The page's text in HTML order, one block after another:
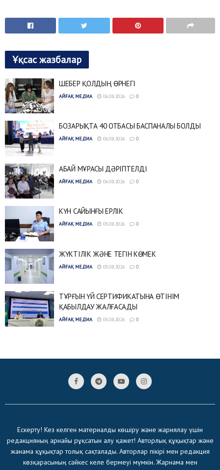
Ұқсас жазбалар
ШЕБЕР ҚОЛДЫҢ ӨРНЕГІ
АЙҒАҚ МЕДИА 06.08.2026 0
БОЗАРЫҚТА 40 ОТБАСЫ БАСПАНАЛЫ БОЛДЫ
АЙҒАҚ МЕДИА 06.08.2026 0
АБАЙ МҰРАСЫ ДӘРІПТЕЛДІ
АЙҒАҚ МЕДИА 06.08.2026 0
КҮН САЙЫНҒЫ ЕРЛІК
АЙҒАҚ МЕДИА 05.08.2026 0
ЖҮКТІЛІК ЖӘНЕ ТЕГІН КӨМЕК
АЙҒАҚ МЕДИА 05.08.2026 0
ТҰРҒЫН ҮЙ СЕРТИФИКАТЫНА ӨТІНІМ
ҚАБЫЛДАУ ЖАЛҒАСАДЫ
АЙҒАҚ МЕДИА 05.08.2026 0
Ескерту! Кез келген материалды көшіру және жариялау үшін
редакцияның арнайы рұқсатын алу қажет! Авторлық құқықтар және
жанама құқықтар толық сақталады. Авторлар пікірі мен редакция
көзқарасының сәйкес келе бермеуі мүмкін. Жарнама мен